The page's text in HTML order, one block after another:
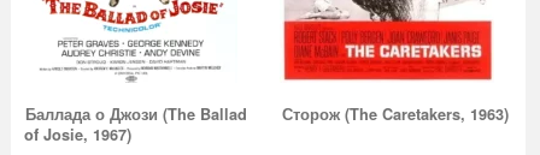
Баллада о Джози (The Ballad
of Josie, 1967)
Сторож (The Caretakers, 1963)